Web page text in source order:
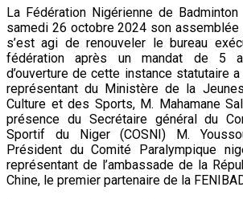
La Fédération Nigérienne de
samedi 26 octobre 2024 son
s’est agi de renouveler le bureau
fédération après un mandat de 5
d’ouverture de cette instance statutaire
représentant du Ministère de la
Culture et des Sports, M. Mahamane
présence du Secrétaire général du
Sportif du Niger (COSNI) M.
Président du Comité Paralympique
représentant de l’ambassade de la
Chine, le premier partenaire de la